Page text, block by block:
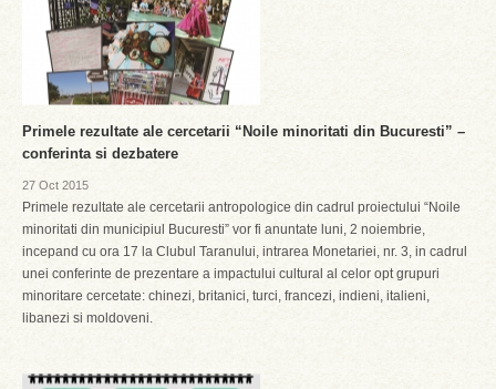
Primele rezultate ale cercetarii “Noile minoritati din Bucuresti” –
conferinta si dezbatere
27 Oct 2015
Primele rezultate ale cercetarii antropologice din cadrul proiectului “Noile
minoritati din municipiul Bucuresti” vor fi anuntate luni, 2 noiembrie,
incepand cu ora 17 la Clubul Taranului, intrarea Monetariei, nr. 3, in cadrul
unei conferinte de prezentare a impactului cultural al celor opt grupuri
minoritare cercetate: chinezi, britanici, turci, francezi, indieni, italieni,
libanezi si moldoveni.